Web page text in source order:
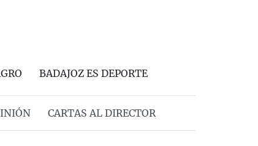
BADAJOZ ES DEPORTE
CARTAS AL DIRECTOR